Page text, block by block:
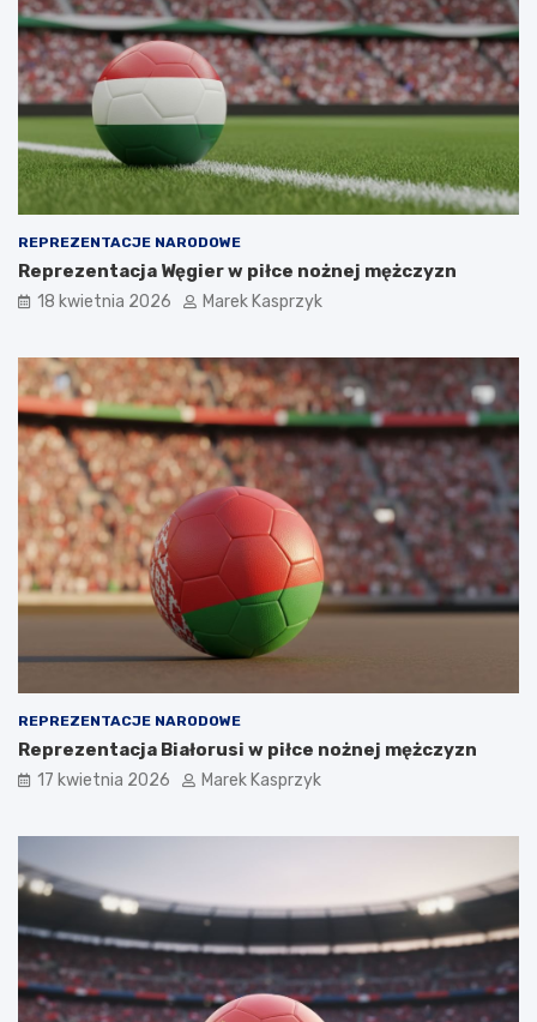
REPREZENTACJE NARODOWE
Reprezentacja Węgier w piłce nożnej mężczyzn
18 kwietnia 2026 Marek Kasprzyk
REPREZENTACJE NARODOWE
Reprezentacja Białorusi w piłce nożnej mężczyzn
17 kwietnia 2026 Marek Kasprzyk